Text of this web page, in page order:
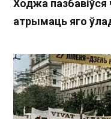
Ходжа пазбавіўся
атрымаць яго